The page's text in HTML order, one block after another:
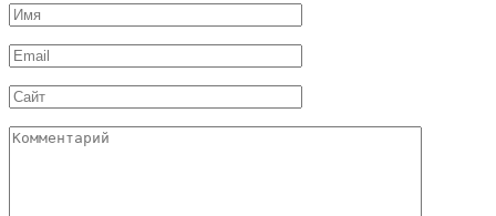
Имя
*
Email
*
Сайт
Комментарий